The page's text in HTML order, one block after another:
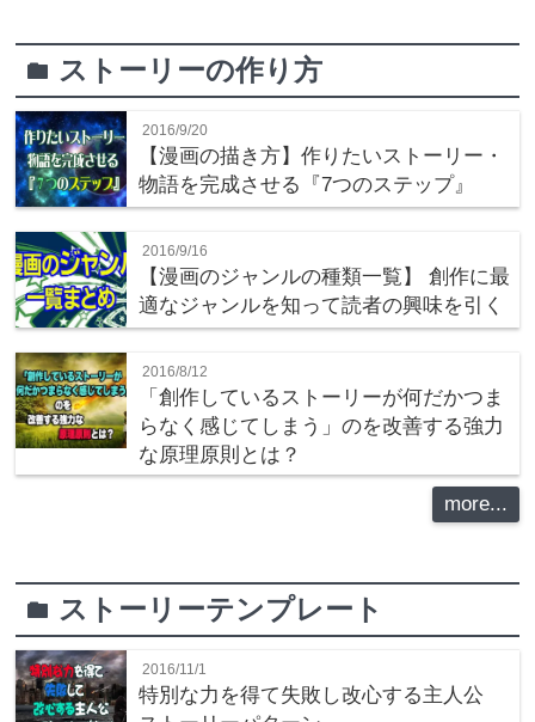
folder ストーリーの作り方
2016/9/20
【漫画の描き方】作りたいストーリー・
物語を完成させる『7つのステップ』
2016/9/16
【漫画のジャンルの種類一覧】 創作に最
適なジャンルを知って読者の興味を引く
2016/8/12
「創作しているストーリーが何だかつま
らなく感じてしまう」のを改善する強力
な原理原則とは？
more...
folder ストーリーテンプレート
2016/11/1
特別な力を得て失敗し改心する主人公